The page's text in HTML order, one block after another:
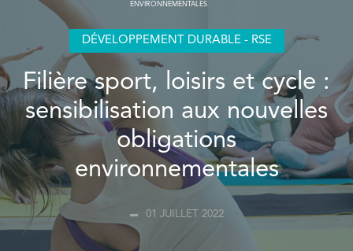
ENVIRONNEMENTALES
DÉVELOPPEMENT DURABLE - RSE
Filière sport, loisirs et cycle :
sensibilisation aux nouvelles
obligations
environnementales
01 JUILLET 2022